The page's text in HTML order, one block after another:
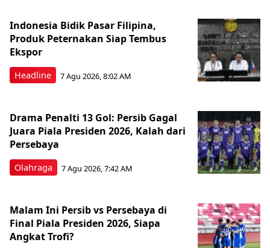
Headline
Indonesia Bidik Pasar Filipina,
Produk Peternakan Siap Tembus
Ekspor
7 Agu 2026, 8:02 AM
Olahraga
Drama Penalti 13 Gol: Persib Gagal
Juara Piala Presiden 2026, Kalah dari
Persebaya
7 Agu 2026, 7:42 AM
Malam Ini Persib vs Persebaya di
Final Piala Presiden 2026, Siapa
Angkat Trofi?